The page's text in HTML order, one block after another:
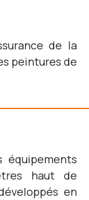
de la
peintures de
équipements
haut de
en